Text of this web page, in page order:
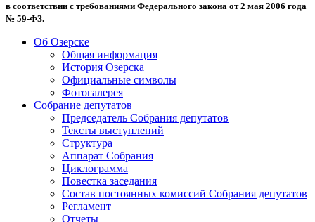
в соответствии с требованиями Федерального закона от 2 мая 2006 года
№ 59-ФЗ.
Об Озерске
Общая информация
История Озерска
Официальные символы
Фотогалерея
Собрание депутатов
Председатель Собрания депутатов
Тексты выступлений
Структура
Аппарат Собрания
Циклограмма
Повестка заседания
Состав постоянных комиссий Собрания депутатов
Регламент
Отчеты